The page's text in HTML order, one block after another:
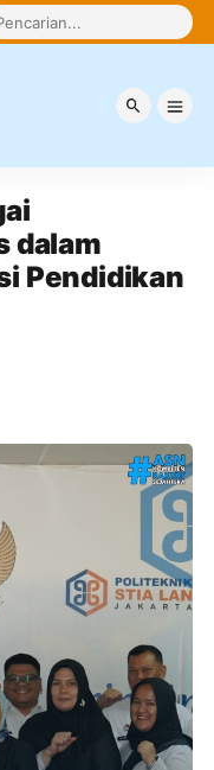
dalam
Pendidikan